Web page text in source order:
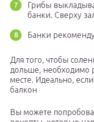
Грибы
банки. Сверху
Банки
Для того, чтобы
дольше, необходимо
месте. Идеально,
балкон
Вы можете